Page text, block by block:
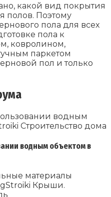
какой вид покрытия
полов. Поэтому
пола для всех
пола к
ковролином,
паркетом
пол и только
водным объектом в